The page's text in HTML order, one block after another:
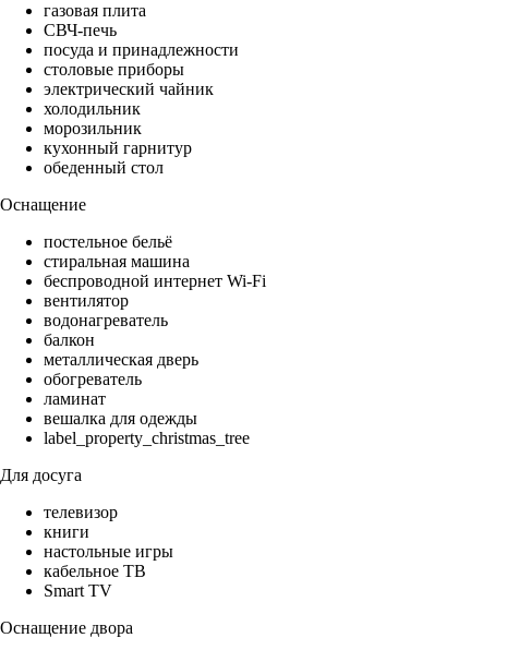
газовая плита
СВЧ-печь
посуда и принадлежности
столовые приборы
электрический чайник
холодильник
морозильник
кухонный гарнитур
обеденный стол
Оснащение
постельное бельё
стиральная машина
беспроводной интернет Wi-Fi
вентилятор
водонагреватель
балкон
металлическая дверь
обогреватель
ламинат
вешалка для одежды
label_property_christmas_tree
Для досуга
телевизор
книги
настольные игры
кабельное ТВ
Smart TV
Оснащение двора